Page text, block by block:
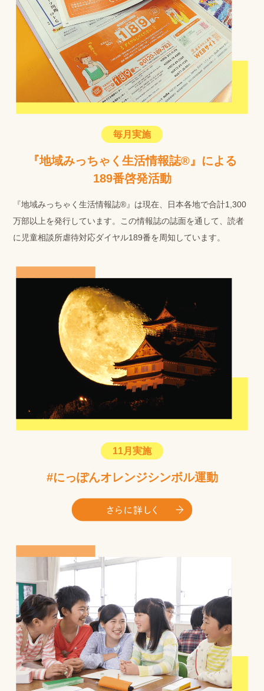
毎月実施
『地域みっちゃく生活情報誌®』による
189番啓発活動
『地域みっちゃく生活情報誌®』は現在、日本各地で合計1,300
万部以上を発行しています。この情報誌の誌面を通して、読者
に児童相談所虐待対応ダイヤル189番を周知しています。
11月実施
#にっぽんオレンジシンボル運動